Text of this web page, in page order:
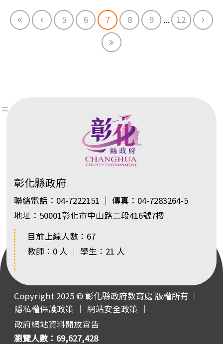
First Previous
5 6 7 8 9 ... 12
Next
End
:::
彰化縣政府
聯絡電話：04-7222151 ｜ 傳真：04-7283264-5
地址：50001彰化市中山路二段416號7樓
目前上線人數：67
教師：0 人 ｜ 學生：21 人
Copyright 2025 © 彰化縣政府教育處 版權所有 ｜
隱私權保護政策 ｜ 網站安全政策 ｜
政府網站資料開放宣告
瀏覽人數：69,627,428